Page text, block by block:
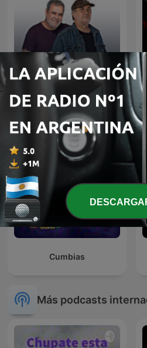
Mundo Disperso
Cumbias
Más podcasts